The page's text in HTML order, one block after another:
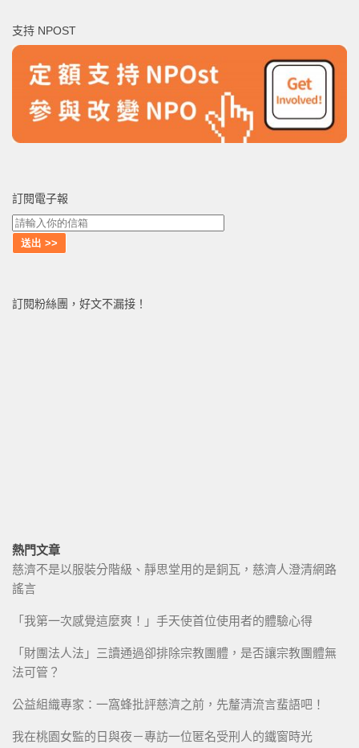
字:
支持 NPOST
訂閱電子報
訂閱粉絲團，好文不漏接！
熱門文章
慈濟不是以服裝分階級、靜思堂用的是銅瓦，慈濟人澄清網路
謠言
「我第一次感覺這麼爽！」手天使首位使用者的體驗心得
「財團法人法」三讀通過卻排除宗教團體，是否讓宗教團體無
法可管？
公益組織專家：一窩蜂批評慈濟之前，先釐清流言蜚語吧！
我在桃園女監的日與夜－專訪一位匿名受刑人的鐵窗時光